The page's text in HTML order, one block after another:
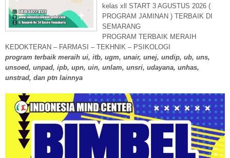
kelas xll START 3 AGUSTUS 2026 (
PROGRAM JAMINAN ) TERBAIK DI
SEMARANG
PROGRAM TERBAIK MERAIH
KEDOKTERAN – FARMASI – TEKHNIK – PSIKOLOGI
program terbaik meraih ui, itb, ugm, unair, unej, undip, ub, uns,
unsoed, unpad, ipb, upn, uin, unlam, unsri, udayana, unhas,
unstrad, dan ptn lainnya